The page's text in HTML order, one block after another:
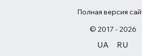
Полная версия
© 2017 - 2026
UA RU